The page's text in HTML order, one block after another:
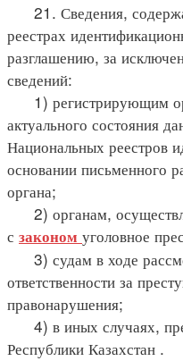
21. Сведения,
реестрах
разглашению, за
сведений:
1) регистрирующим
актуального состояния
Национальных реестров
основании письменного
органа;
2) органам,
с законом уголовное
3) судам в ходе
ответственности за
правонарушения;
4) в иных случаях,
Республики Казахстан .